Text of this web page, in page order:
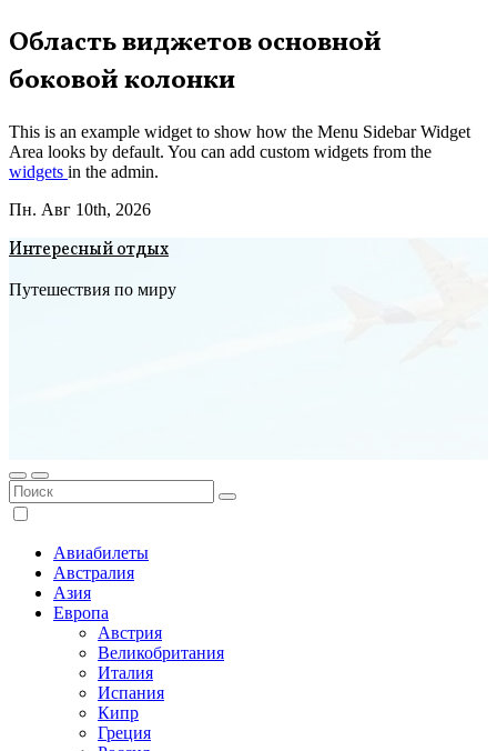
Перейти
к
содержимому
Область виджетов основной
боковой колонки
This is an example widget to show how the Menu Sidebar Widget
Area looks by default. You can add custom widgets from the
widgets in the admin.
Пн. Авг 10th, 2026
Интересный отдых
Путешествия по миру
Авиабилеты
Австралия
Азия
Европа
Австрия
Великобритания
Италия
Испания
Кипр
Греция